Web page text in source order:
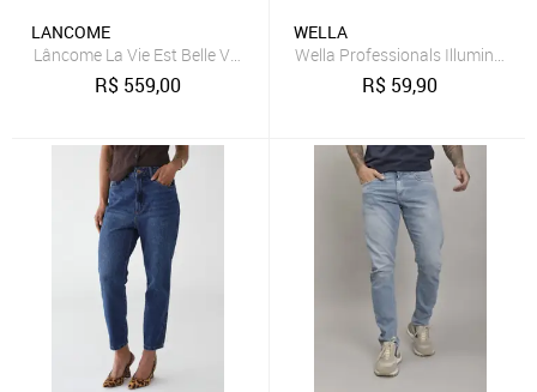
LANCOME
Lâncome La Vie Est Belle Vanille Nude Eau de Parfum 30ml
R$ 559,00
WELLA
Wella Professionals Illumina
R$ 59,90